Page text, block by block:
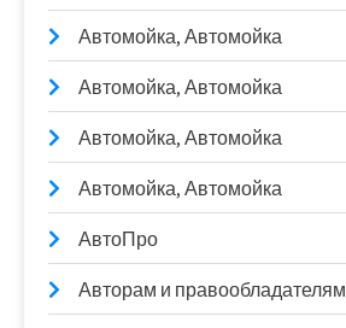
Автомойка, Автомойка
Автомойка, Автомойка
Автомойка, Автомойка
Автомойка, Автомойка
АвтоПро
Авторам и правообладателям